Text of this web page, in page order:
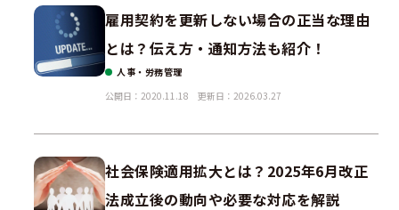
雇用契約を更新しない場合の正当な理由
とは？伝え方・通知方法も紹介！
人事・労務管理
公開日：2020.11.18
更新日：2026.03.27
社会保険適用拡大とは？2025年6月改正
法成立後の動向や必要な対応を解説